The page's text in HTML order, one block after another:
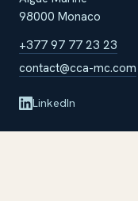
98000 Monaco
+377 97 77 23 23
contact@cca-mc.com
LinkedIn